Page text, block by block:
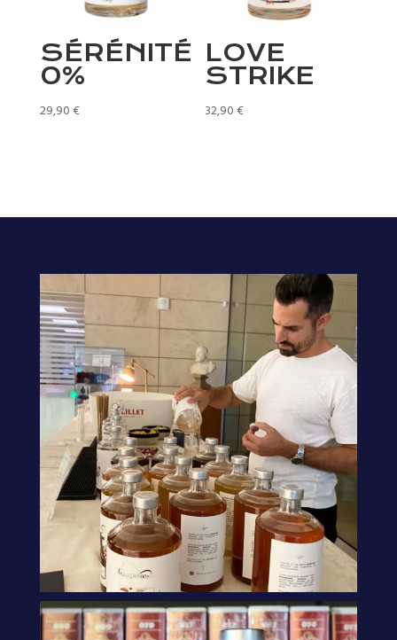
SÉRÉNITÉ
0%
29,90€
LOVE
STRIKE
32,90€